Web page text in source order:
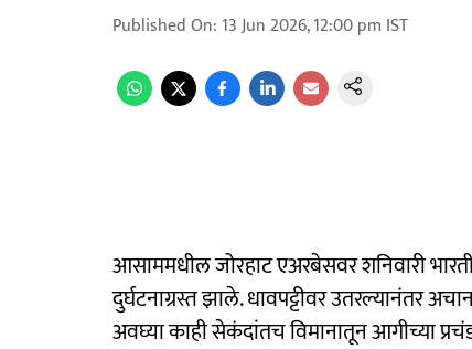
Published On: 13 Jun 2026, 12:00 pm IST
आसाममधील जोरहाट एअरबेसवर शनिवारी
दुर्घटनाग्रस्त झाले. धावपट्टीवर उतरल्यानंतर
अवघ्या काही सेकंदांतच विमानातून आगीच्या